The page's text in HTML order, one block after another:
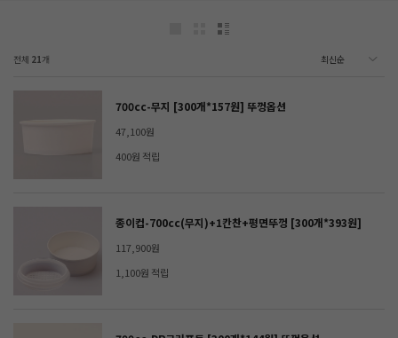
전체 21 개
700cc-무지 [300개*157원] 뚜껑옵션
47,100원
400원 적립
종이컵-700cc(무지)+1칸찬+평면뚜껑 [300개*393원]
117,900원
1,100원 적립